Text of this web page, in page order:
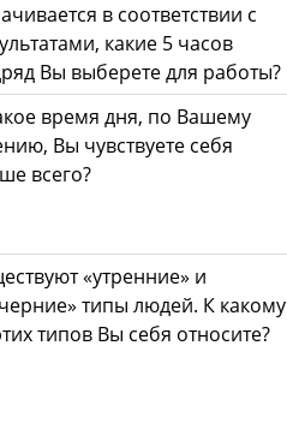
в соответствии с
какие 5 часов
Вы выберете для работы?
время дня, по Вашему
Вы чувствуете себя
всего?
«утренние» и
типы людей. К какому
типов Вы себя относите?